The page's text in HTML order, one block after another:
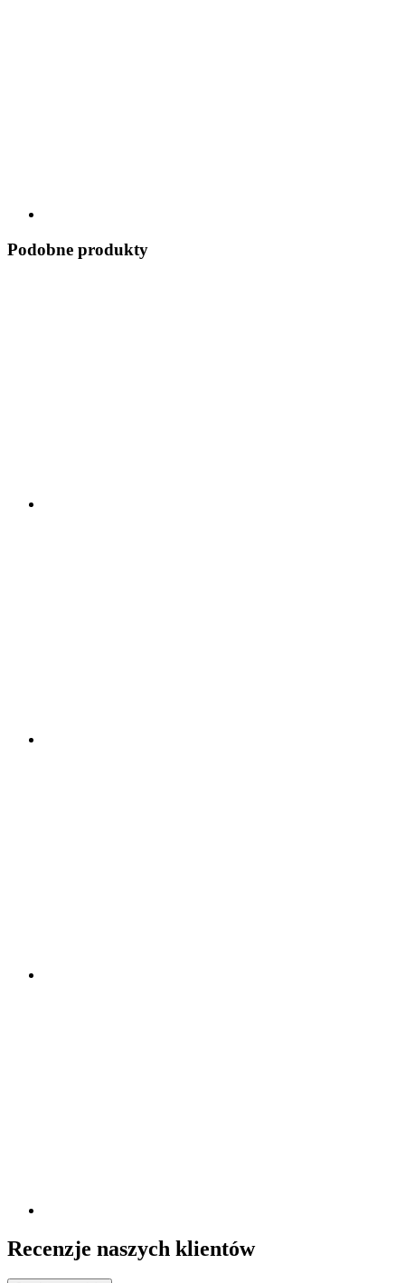
Podobne produkty
Recenzje naszych klientów